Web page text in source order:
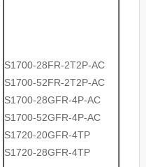
S1700-28FR-2T2P-AC
S1700-52FR-2T2P-AC
S1700-28GFR-4P-AC
S1700-52GFR-4P-AC
S1720-20GFR-4TP
S1720-28GFR-4TP